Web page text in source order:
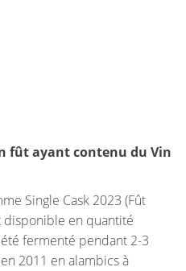
fût ayant contenu du Vin
Single Cask 2023 (Fût
disponible en quantité
fermenté pendant 2-3
2011 en alambics à